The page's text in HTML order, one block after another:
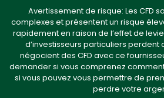
Avertissement de risque: Les CFD
complexes et présentent un risque
rapidement en raison de l’effet de
d’investisseurs particuliers perdent
négocient des CFD avec ce
demander si vous comprenez
si vous pouvez vous permettre de
perdre votre